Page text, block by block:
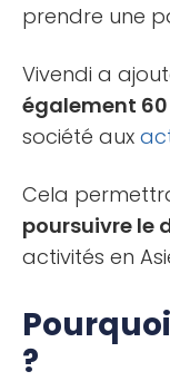
prendre une
Vivendi a
également
société aux
Cela
poursuivre le
activités en
?